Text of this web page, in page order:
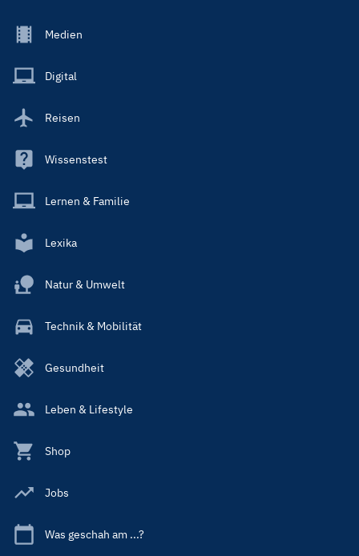
Footer
Main
Medien
Digital
Reisen
Wissenstest
Lernen & Familie
Lexika
Natur & Umwelt
Technik & Mobilität
Gesundheit
Leben & Lifestyle
Shop
Jobs
Was geschah am ...?